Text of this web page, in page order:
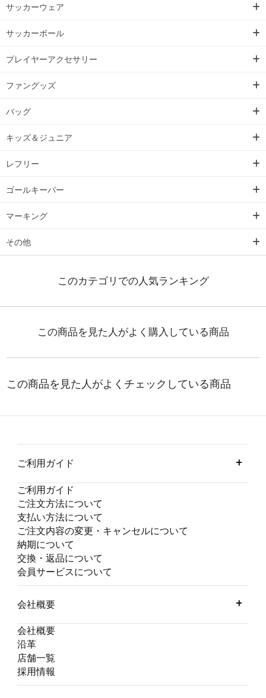
サッカーウェア
サッカーボール
プレイヤーアクセサリー
ファングッズ
バッグ
キッズ＆ジュニア
レフリー
ゴールキーパー
マーキング
その他
ご利用ガイド
ご利用ガイド
ご注文方法について
支払い方法について
ご注文内容の変更・キャンセルについて
納期について
交換・返品について
会員サービスについて
会社概要
会社概要
沿革
店舗一覧
採用情報